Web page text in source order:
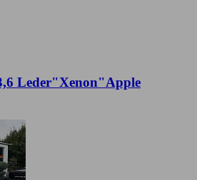
Leder"Xenon"Apple